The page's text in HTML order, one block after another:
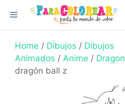
content
Menu
Home / Dibujos / Dibujos
Animados / Anime /
dragón ball z